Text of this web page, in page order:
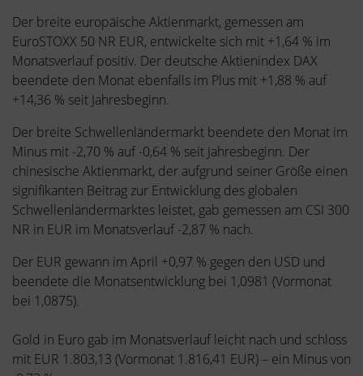
Der breite europäische Aktienmarkt, gemessen am
EuroSTOXX 50 NR EUR, entwickelte sich mit +1,64 % im
Monatsverlauf positiv. Der deutsche Aktienindex DAX
beendete den Monat ebenfalls im Plus mit +1,88 % auf
+14,36 % seit Jahresbeginn.
Der breite Schwellenländermarkt beendete den Monat im
Minus mit -2,70 % auf -0,64 % seit Jahresbeginn. Der
chinesische Aktienmarkt, der aufgrund seiner Größe einen
signifikanten Beitrag zur Entwicklung des globalen
Schwellenländermarktes leistet, gab gemessen am CSI 300
NR in EUR im Monatsverlauf -2,87 % nach.
Der EUR gewann im April +0,97 % gegen den USD und
beendete die Monatsentwicklung bei 1,0981 (Vormonat
bei 1,0875).
Gold in Euro gab im Monatsverlauf leicht nach und schloss
mit EUR 1.803,13 (Vormonat 1.816,41 EUR) – ein Minus von